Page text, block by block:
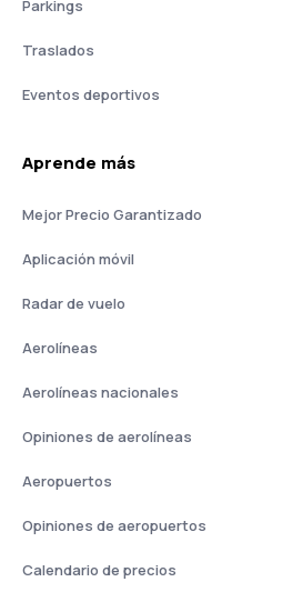
Parkings
Traslados
Eventos deportivos
Aprende más
Mejor Precio Garantizado
Aplicación móvil
Radar de vuelo
Aerolíneas
Aerolíneas nacionales
Opiniones de aerolíneas
Aeropuertos
Opiniones de aeropuertos
Calendario de precios